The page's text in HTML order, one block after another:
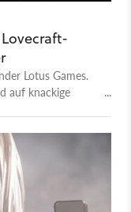
Lotus Games.
auf knackige